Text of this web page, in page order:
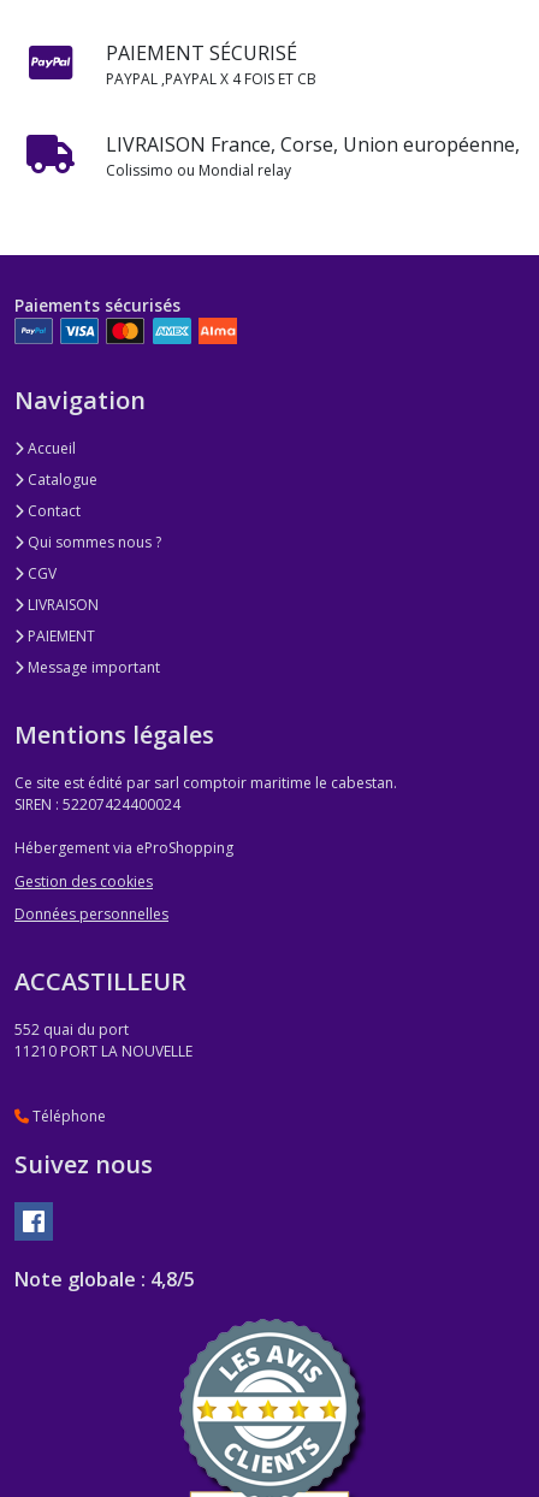
PAIEMENT SÉCURISÉ
PAYPAL ,PAYPAL X 4 FOIS ET CB
LIVRAISON France, Corse, Union européenne,
Colissimo ou Mondial relay
Paiements sécurisés
Navigation
Accueil
Catalogue
Contact
Qui sommes nous ?
CGV
LIVRAISON
PAIEMENT
Message important
Mentions légales
Ce site est édité par sarl comptoir maritime le cabestan.
SIREN : 52207424400024
Hébergement via eProShopping
Gestion des cookies
Données personnelles
ACCASTILLEUR
552 quai du port
11210 PORT LA NOUVELLE
Téléphone
Suivez nous
Note globale : 4,8/5